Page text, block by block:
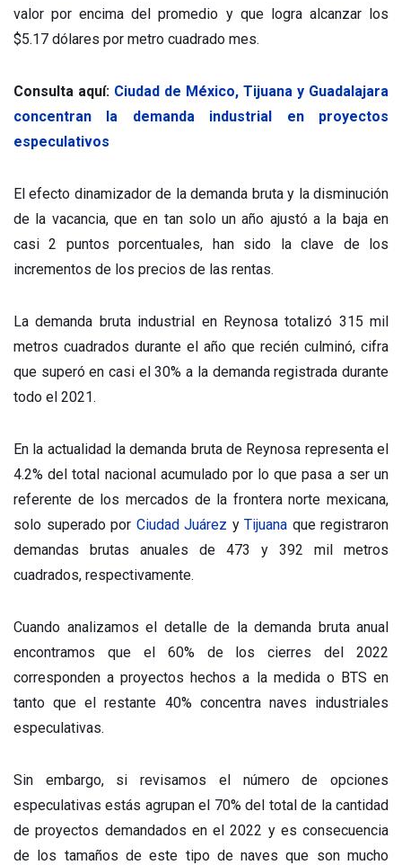
valor por encima del promedio y que logra alcanzar los
$5.17 dólares por metro cuadrado mes.
Consulta aquí: Ciudad de México, Tijuana y Guadalajara
concentran la demanda industrial en proyectos
especulativos
El efecto dinamizador de la demanda bruta y la disminución
de la vacancia, que en tan solo un año ajustó a la baja en
casi 2 puntos porcentuales, han sido la clave de los
incrementos de los precios de las rentas.
La demanda bruta industrial en Reynosa totalizó 315 mil
metros cuadrados durante el año que recién culminó, cifra
que superó en casi el 30% a la demanda registrada durante
todo el 2021.
En la actualidad la demanda bruta de Reynosa representa el
4.2% del total nacional acumulado por lo que pasa a ser un
referente de los mercados de la frontera norte mexicana,
solo superado por Ciudad Juárez y Tijuana que registraron
demandas brutas anuales de 473 y 392 mil metros
cuadrados, respectivamente.
Cuando analizamos el detalle de la demanda bruta anual
encontramos que el 60% de los cierres del 2022
corresponden a proyectos hechos a la medida o BTS en
tanto que el restante 40% concentra naves industriales
especulativas.
Sin embargo, si revisamos el número de opciones
especulativas estás agrupan el 70% del total de la cantidad
de proyectos demandados en el 2022 y es consecuencia
de los tamaños de este tipo de naves que son mucho